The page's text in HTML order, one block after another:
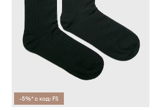
-5%* с код: FS